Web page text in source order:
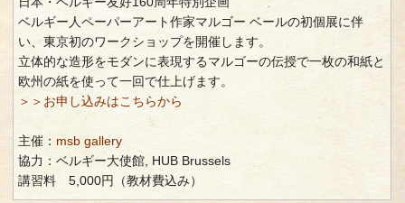
ベルギー人ペーパーアート作家マルゴー ベールの初個展に伴
い、東京初のワークショップを開催します。
立体的な造形をモダンに表現するマルゴーの伝授で一枚の和紙と
欧州の紙を使って一回で仕上げます。
＞＞お申し込みはこちらから
主催： msb gallery
協力：ベルギー大使館, HUB Brussels
講習料 5,000円（教材費込み）